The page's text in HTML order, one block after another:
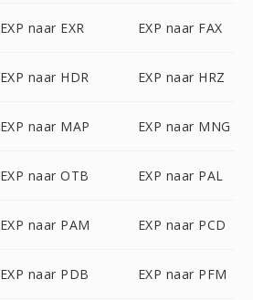
EXP naar EXR EXP naar FAX
EXP naar HDR EXP naar HRZ
EXP naar MAP EXP naar MNG
EXP naar OTB EXP naar PAL
EXP naar PAM EXP naar PCD
EXP naar PDB EXP naar PFM